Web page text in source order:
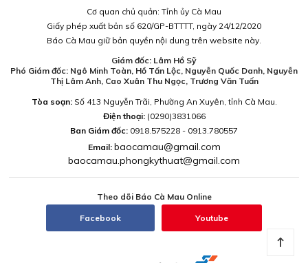
Cơ quan chủ quản: Tỉnh ủy Cà Mau
Giấy phép xuất bản số 620/GP-BTTTT, ngày 24/12/2020
Báo Cà Mau giữ bản quyền nội dung trên website này.
Giám đốc: Lâm Hồ Sỹ
Phó Giám đốc: Ngô Minh Toàn, Hồ Tấn Lộc, Nguyễn Quốc Danh, Nguyễn
Thị Lâm Anh, Cao Xuân Thu Ngọc, Trương Văn Tuấn
Tòa soạn:Số 413 Nguyễn Trãi, Phường An Xuyên, tỉnh Cà Mau.
Điện thoại: (0290)3831066
Ban Giám đốc: 0918.575228 - 0913.780557
Email: baocamau@gmail.com
baocamau.phongkythuat@gmail.com
Theo dõi Báo Cà Mau Online
Facebook Youtube